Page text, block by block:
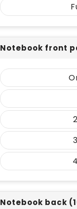
Notebook front
2
3
4
Notebook back